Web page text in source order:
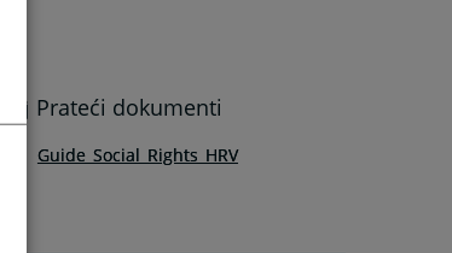
Prateći dokumenti
Guide_Social_Rights_HRV